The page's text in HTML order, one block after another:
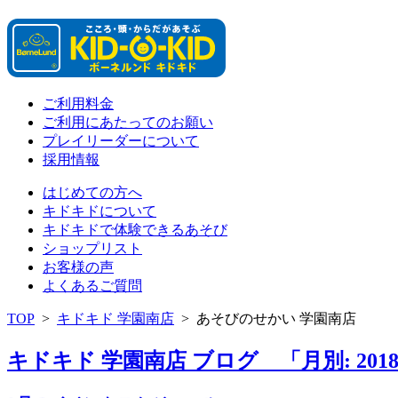
ご利用料金
ご利用にあたってのお願い
プレイリーダーについて
採用情報
はじめての方へ
キドキドについて
キドキドで体験できるあそび
ショップリスト
お客様の声
よくあるご質問
TOP > キドキド 学園南店 > あそびのせかい 学園南店
キドキド 学園南店 ブログ 「月別: 2018